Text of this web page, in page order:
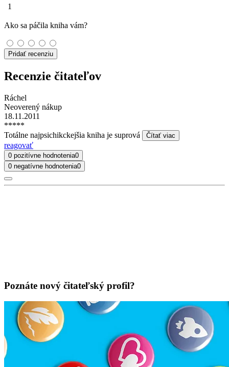
1
Ako sa páčila kniha vám?
Pridať recenziu
Recenzie čitateľov
Ráchel
Neoverený nákup
18.11.2011
*****
Totálne najpsichikckejšia kniha je suprová
Čítať viac
reagovať
0 pozitívne hodnotenia0
0 negatívne hodnotenia0
Poznáte nový čitateľský profil?